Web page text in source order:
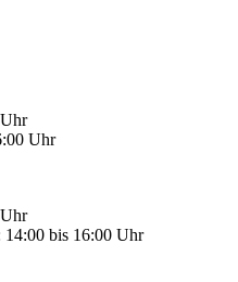
Uhr
14:00 bis 16:00 Uhr